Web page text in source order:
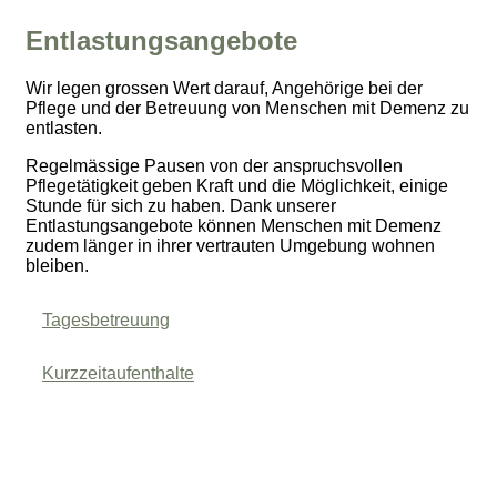
Entlastungsangebote
Wir legen grossen Wert darauf, Angehörige bei der
Pflege und der Betreuung von Menschen mit Demenz zu
entlasten.
Regelmässige Pausen von der anspruchsvollen
Pflegetätigkeit geben Kraft und die Möglichkeit, einige
Stunde für sich zu haben. Dank unserer
Entlastungsangebote können Menschen mit Demenz
zudem länger in ihrer vertrauten Umgebung wohnen
bleiben.
Tagesbetreuung
Kurzzeitaufenthalte